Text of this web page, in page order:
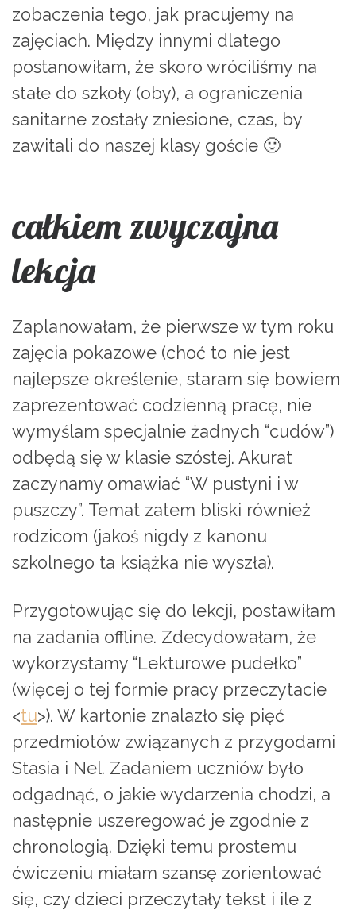
zobaczenia tego, jak pracujemy na
zajęciach. Między innymi dlatego
postanowiłam, że skoro wróciliśmy na
stałe do szkoły (oby), a ograniczenia
sanitarne zostały zniesione, czas, by
zawitali do naszej klasy goście 🙂
całkiem zwyczajna
lekcja
Zaplanowałam, że pierwsze w tym roku
zajęcia pokazowe (choć to nie jest
najlepsze określenie, staram się bowiem
zaprezentować codzienną pracę, nie
wymyślam specjalnie żadnych “cudów”)
odbędą się w klasie szóstej. Akurat
zaczynamy omawiać “W pustyni i w
puszczy”. Temat zatem bliski również
rodzicom (jakoś nigdy z kanonu
szkolnego ta książka nie wyszła).
Przygotowując się do lekcji, postawiłam
na zadania offline. Zdecydowałam, że
wykorzystamy “Lekturowe pudełko”
(więcej o tej formie pracy przeczytacie
<tu>). W kartonie znalazło się pięć
przedmiotów związanych z przygodami
Stasia i Nel. Zadaniem uczniów było
odgadnąć, o jakie wydarzenia chodzi, a
następnie uszeregować je zgodnie z
chronologią. Dzięki temu prostemu
ćwiczeniu miałam szansę zorientować
się, czy dzieci przeczytały tekst i ile z